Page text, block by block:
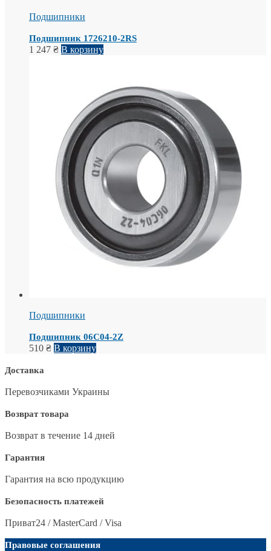
Подшипники
Подшипник 1726210-2RS
1 247 ₴ В корзину
Подшипники
Подшипник 06С04-2Z
510 ₴ В корзину
Доставка
Перевозчиками Украины
Возврат товара
Возврат в течение 14 дней
Гарантия
Гарантия на всю продукцию
Безопасность платежей
Приват24 / MasterCard / Visa
Правовые соглашения